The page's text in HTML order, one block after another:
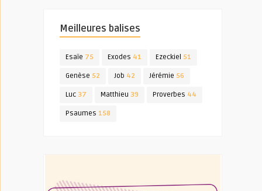
Meilleures balises
Esaïe 75 Exodes 41 Ezeckiel 51
Genèse 52 Job 42 Jérémie 56
Luc 37 Matthieu 39 Proverbes 44
Psaumes 158